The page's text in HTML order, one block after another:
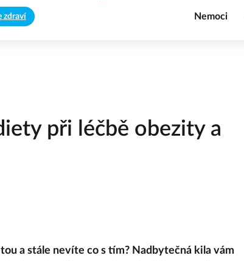
zdraví Nemoci
při léčbě obezity a
a stále nevíte co s tím? Nadbytečná kila vám